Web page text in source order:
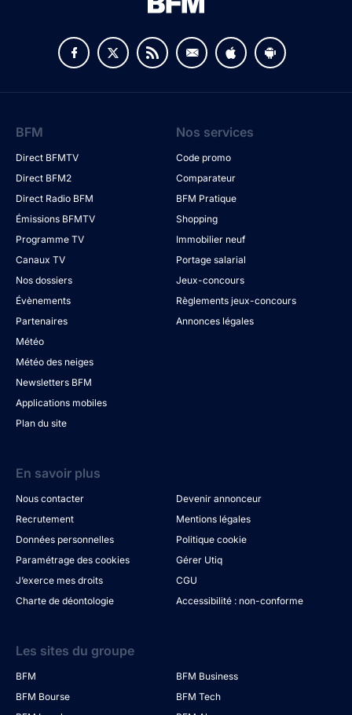
BFM
Direct BFMTV
Direct BFM2
Direct Radio BFM
Émissions BFMTV
Programme TV
Canaux TV
Nos dossiers
Évènements
Partenaires
Météo
Météo des neiges
Newsletters BFM
Applications mobiles
Plan du site
Nos services
Code promo
Comparateur
BFM Pratique
Shopping
Immobilier neuf
Portage salarial
Jeux-concours
Règlements jeux-concours
Annonces légales
En savoir plus
Nous contacter
Devenir annonceur
Recrutement
Mentions légales
Données personnelles
Politique cookie
Paramétrage des cookies
Gérer Utiq
J’exerce mes droits
CGU
Charte de déontologie
Accessibilité : non-conforme
Les sites du groupe
BFM
BFM Business
BFM Bourse
BFM Tech